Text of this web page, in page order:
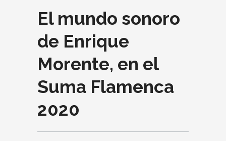
El mundo sonoro
de Enrique
Morente, en el
Suma Flamenca
2020